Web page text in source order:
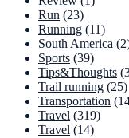
Run (23)
Running (11)
South America
Sports (39)
Tips&Thoughts
Trail running (25)
Transportation
Travel (319)
Travel (14)